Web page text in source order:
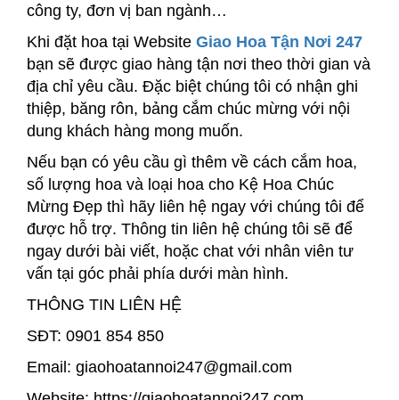
công ty, đơn vị ban ngành…
Khi đặt hoa tại Website Giao Hoa Tận Nơi 247
bạn sẽ được giao hàng tận nơi theo thời gian và
địa chỉ yêu cầu. Đặc biệt chúng tôi có nhận ghi
thiệp, băng rôn, bảng cắm chúc mừng với nội
dung khách hàng mong muốn.
Nếu bạn có yêu cầu gì thêm về cách cắm hoa,
số lượng hoa và loại hoa cho Kệ Hoa Chúc
Mừng Đẹp thì hãy liên hệ ngay với chúng tôi để
được hỗ trợ. Thông tin liên hệ chúng tôi sẽ để
ngay dưới bài viết, hoặc chat với nhân viên tư
vấn tại góc phải phía dưới màn hình.
THÔNG TIN LIÊN HỆ
SĐT: 0901 854 850
Email: giaohoatannoi247@gmail.com